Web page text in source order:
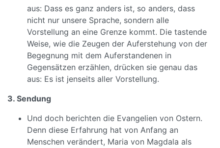
aus: Dass es ganz anders ist, so anders, dass
nicht nur unsere Sprache, sondern alle
Vorstellung an eine Grenze kommt. Die tastende
Weise, wie die Zeugen der Auferstehung von der
Begegnung mit dem Auferstandenen in
Gegensätzen erzählen, drücken sie genau das
aus: Es ist jenseits aller Vorstellung.
3. Sendung
Und doch berichten die Evangelien von Ostern.
Denn diese Erfahrung hat von Anfang an
Menschen verändert, Maria von Magdala als